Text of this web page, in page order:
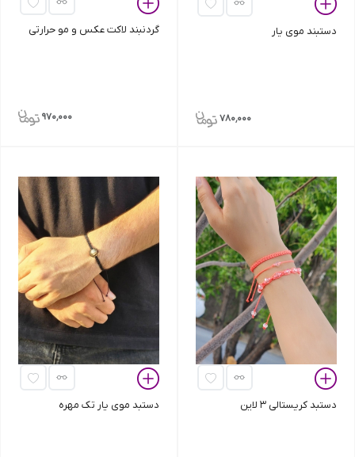
دستبند موی یار
780٬000
گردنبند لاکت عکس و مو حرارتی
970٬000
دستبد کریستالی 3 لاین دستبد موی یار تک مهره